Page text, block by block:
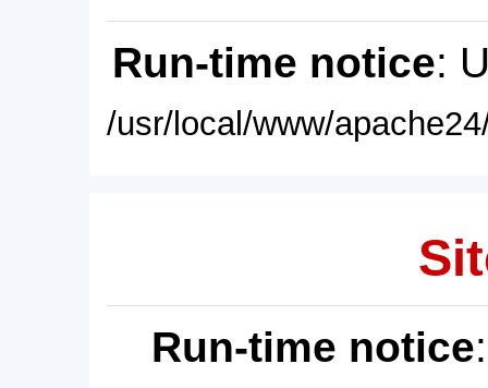
Run-time notice:
/usr/local/www/
Run-time notice